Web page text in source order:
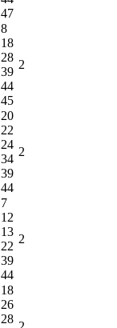
47
8
18
28
39
44
45
2
20
22
24
34
39
44
2
7
12
13
22
39
44
2
18
26
28